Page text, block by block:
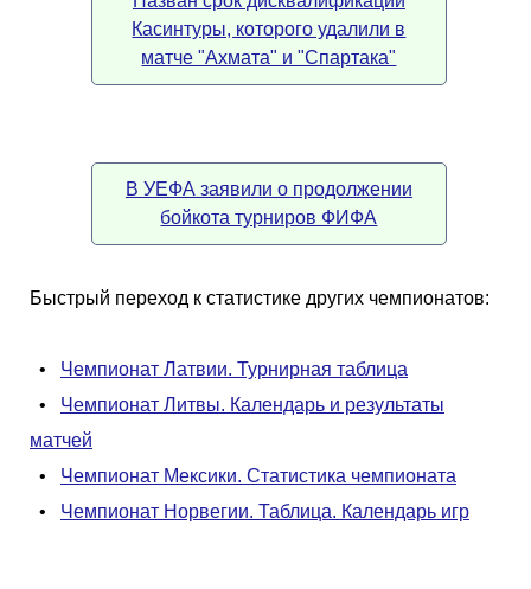
Касинтуры, которого удалили в
матче "Ахмата" и "Спартака"
В УЕФА заявили о продолжении
бойкота турниров ФИФА
Быстрый переход к статистике других чемпионатов:
• Чемпионат Латвии. Турнирная таблица
• Чемпионат Литвы. Календарь и результаты
матчей
• Чемпионат Мексики. Статистика чемпионата
• Чемпионат Норвегии. Таблица. Календарь игр